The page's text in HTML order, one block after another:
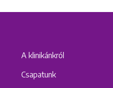
A klinikánkról
Csapatunk